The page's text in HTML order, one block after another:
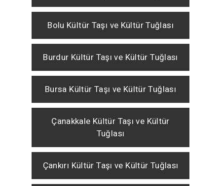
Bolu Kültür Taşı ve Kültür Tuğlası
Burdur Kültür Taşı ve Kültür Tuğlası
Bursa Kültür Taşı ve Kültür Tuğlası
Çanakkale Kültür Taşı ve Kültür
Tuğlası
Çankırı Kültür Taşı ve Kültür Tuğlası